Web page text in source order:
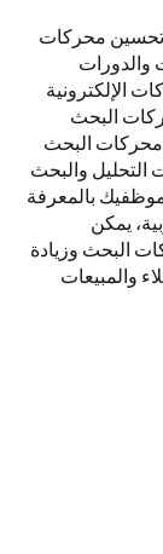
تحسين محركات
والدورات
الإلكترونية
البحث
محركات البحث
التحليل والبحث
بالمعرفة
يمكن
البحث وزيادة
والمبيعات